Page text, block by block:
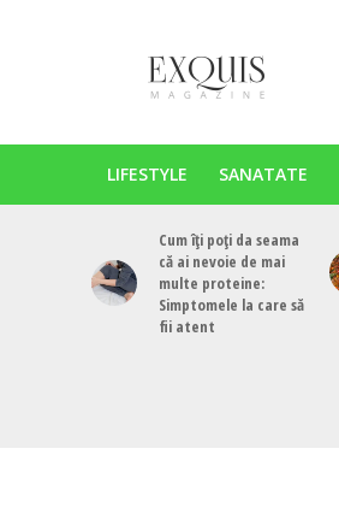
LIFESTYLE SANATATE
Cum îți poți da seama
că ai nevoie de mai
multe proteine:
Simptomele la care să
fii atent